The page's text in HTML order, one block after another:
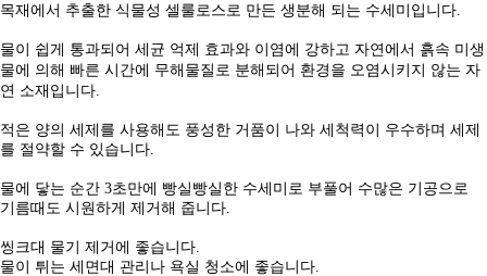
목재에서 추출한 식물성 셀룰로스로 만든 생분해 되는 수세미입니다.
물이 쉽게 통과되어 세균 억제 효과와 이염에 강하고 자연에서 흙속 미생
물에 의해 빠른 시간에 무해물질로 분해되어 환경을 오염시키지 않는 자
연 소재입니다.
적은 양의 세제를 사용해도 풍성한 거품이 나와 세척력이 우수하며 세제
를 절약할 수 있습니다.
물에 닿는 순간 3초만에 빵실빵실한 수세미로 부풀어 수많은 기공으로
기름때도 시원하게 제거해 줍니다.
씽크대 물기 제거에 좋습니다.
물이 튀는 세면대 관리나 욕실 청소에 좋습니다.